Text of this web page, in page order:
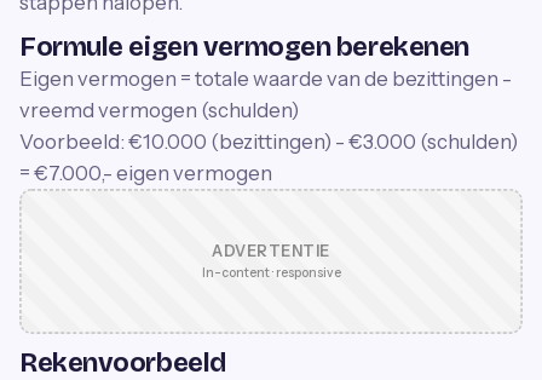
Formule eigen vermogen berekenen
Eigen vermogen = totale waarde van de bezittingen -
vreemd vermogen (schulden)
Voorbeeld: €10.000 (bezittingen) - €3.000 (schulden)
= €7.000,- eigen vermogen
ADVERTENTIE
In-content · responsive
Rekenvoorbeeld